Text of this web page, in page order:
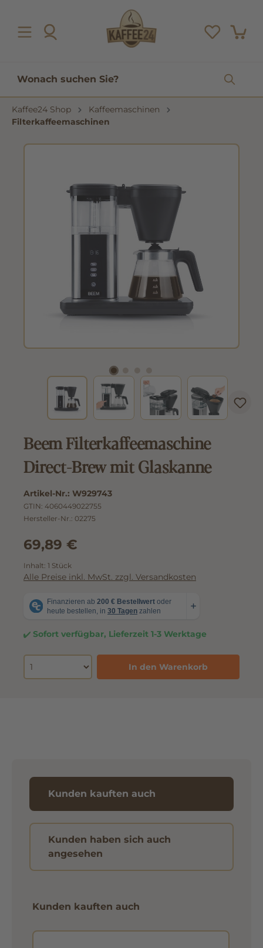
Kaffee24 Shop
Kaffeemaschinen
Filterkaffeemaschinen
Beem Filterkaffeemaschine
Direct-Brew mit Glaskanne
Artikel-Nr.: W929743
GTIN: 4060449022755
Hersteller-Nr.: 02275
69,89 €
Inhalt: 1 Stück
Alle Preise inkl. MwSt. zzgl. Versandkosten
Sofort verfügbar, Lieferzeit 1-3 Werktage
In den Warenkorb
Kunden kauften auch
Kunden haben sich auch
angesehen
Kunden kauften auch